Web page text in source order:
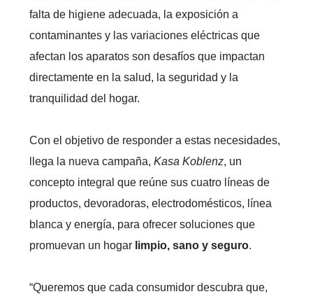
falta de higiene adecuada, la exposición a
contaminantes y las variaciones eléctricas que
afectan los aparatos son desafíos que impactan
directamente en la salud, la seguridad y la
tranquilidad del hogar.
Con el objetivo de responder a estas necesidades,
llega la nueva campaña, Kasa Koblenz, un
concepto integral que reúne sus cuatro líneas de
productos, devoradoras, electrodomésticos, línea
blanca y energía, para ofrecer soluciones que
promuevan un hogar limpio, sano y seguro.
“Queremos que cada consumidor descubra que,